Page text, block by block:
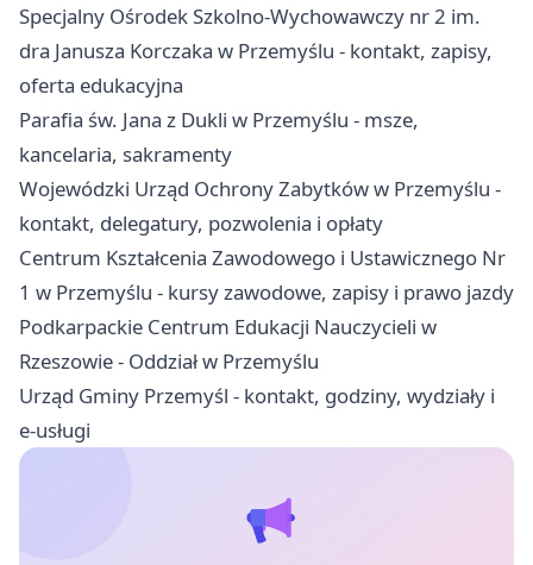
Specjalny Ośrodek Szkolno-Wychowawczy nr 2 im.
dra Janusza Korczaka w Przemyślu - kontakt, zapisy,
oferta edukacyjna
Parafia św. Jana z Dukli w Przemyślu - msze,
kancelaria, sakramenty
Wojewódzki Urząd Ochrony Zabytków w Przemyślu -
kontakt, delegatury, pozwolenia i opłaty
Centrum Kształcenia Zawodowego i Ustawicznego Nr
1 w Przemyślu - kursy zawodowe, zapisy i prawo jazdy
Podkarpackie Centrum Edukacji Nauczycieli w
Rzeszowie - Oddział w Przemyślu
Urząd Gminy Przemyśl - kontakt, godziny, wydziały i
e-usługi